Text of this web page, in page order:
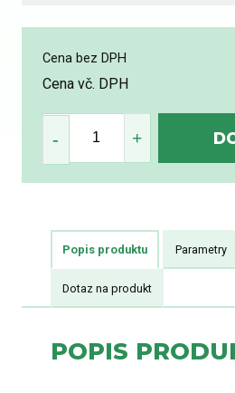
Cena bez DPH
Cena vč. DPH
Popis produktu Parametry
Dotaz na produkt
POPIS